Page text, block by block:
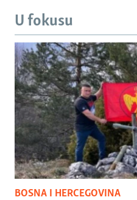
U fokusu
BOSNA I HERCEGOVINA